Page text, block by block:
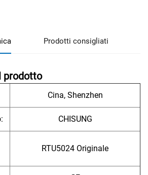
Prodotti consigliati
prodotto
Cina, Shenzhen
CHISUNG
RTU5024 Originale